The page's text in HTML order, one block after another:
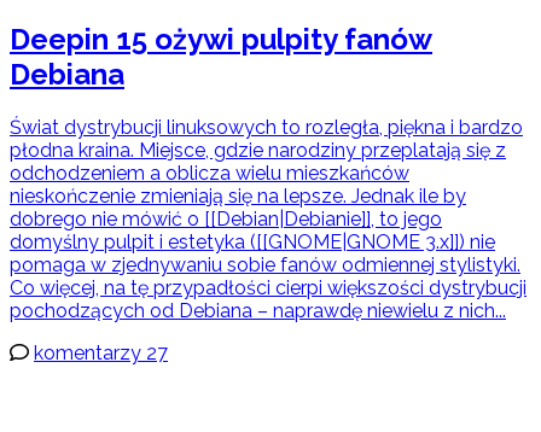
Deepin 15 ożywi pulpity fanów
Debiana
Świat dystrybucji linuksowych to rozległa, piękna i bardzo
płodna kraina. Miejsce, gdzie narodziny przeplatają się z
odchodzeniem a oblicza wielu mieszkańców
nieskończenie zmieniają się na lepsze. Jednak ile by
dobrego nie mówić o [[Debian|Debianie]], to jego
domyślny pulpit i estetyka ([[GNOME|GNOME 3.x]]) nie
pomaga w zjednywaniu sobie fanów odmiennej stylistyki.
Co więcej, na tę przypadłości cierpi większości dystrybucji
pochodzących od Debiana – naprawdę niewielu z nich...
komentarzy 27